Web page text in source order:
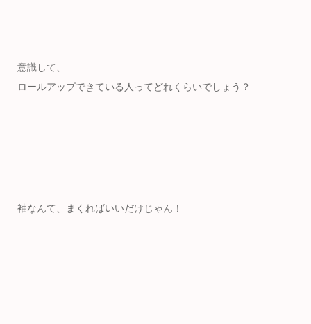
意識して、
ロールアップできている人ってどれくらいでしょう？
袖なんて、まくればいいだけじゃん！